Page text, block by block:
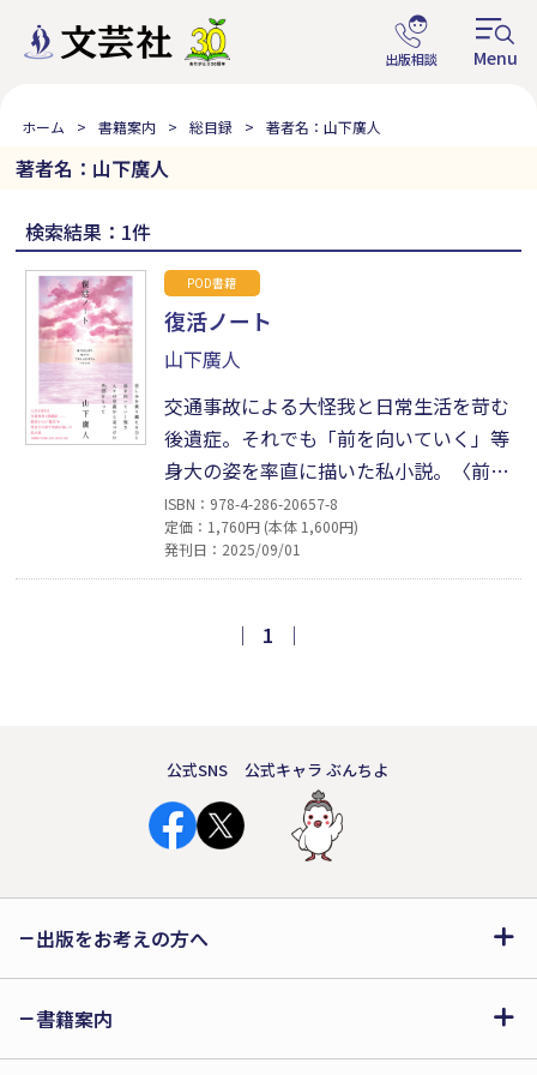
ホーム 書籍案内 総目録 著者名：山下廣人
著者名：山下廣人
検索結果：1件
POD書籍
復活ノート
山下廣人
交通事故による大怪我と日常生活を苛む
後遺症。それでも「前を向いていく」等
身大の姿を率直に描いた私小説。〈前〉
の自分に戻るのではない、〈今〉の自分
を生きる。「事故のおかげで、日常の幸
せにも気づくことができ、今がとても幸
何がしたいですか？」（「あとがき」よ
ISBN：978-4-286-20657-8
定価：1,760円 (本体 1,600円)
発刊日：2025/09/01
｜ 1 ｜
公式SNS 公式キャラ ぶんちよ
出版をお考えの方へ
書籍案内